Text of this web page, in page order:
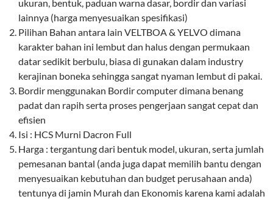
ukuran, bentuk, paduan warna dasar, bordir dan variasi
lainnya (harga menyesuaikan spesifikasi)
Pilihan Bahan antara lain VELTBOA & YELVO dimana
karakter bahan ini lembut dan halus dengan permukaan
datar sedikit berbulu, biasa di gunakan dalam industry
kerajinan boneka sehingga sangat nyaman lembut di pakai.
Bordir menggunakan Bordir computer dimana benang
padat dan rapih serta proses pengerjaan sangat cepat dan
efisien
Isi : HCS Murni Dacron Full
Harga : tergantung dari bentuk model, ukuran, serta jumlah
pemesanan bantal (anda juga dapat memilih bantu dengan
menyesuaikan kebutuhan dan budget perusahaan anda)
tentunya di jamin Murah dan Ekonomis karena kami adalah